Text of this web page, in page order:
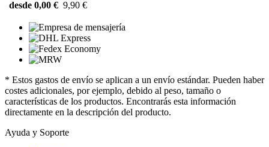
desde 0,00 € 9,90 €
* Estos gastos de envío se aplican a un envío estándar. Pueden haber
costes adicionales, por ejemplo, debido al peso, tamaño o
características de los productos. Encontrarás esta información
directamente en la descripción del producto.
Ayuda y Soporte